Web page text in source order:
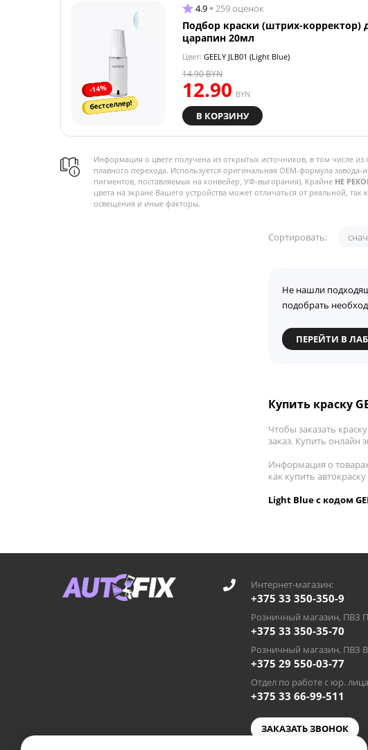
-14%
бестселлер!
4.9 259 оценок
Подбор краски (штрих-корректор)
царапин 20мл
Цвет: GEELY JLB01 (Light Blue)
12.90 BYN
14.90BYN
В КОРЗИНУ
Информация о цвете получена из открытых источников, в том числе
плавного перехода. Используется оригинальная OEM-формула завода-
пигментов, поставляемых на конвейер, УФ-выгорания). Крайне НЕ
цвета на экране Вашего устройства может отличаться от реальной,
освещения и иные факторы.
Сортировать:
Не нашли
подобрать
ПЕРЕЙТИ В
Купить краску
Чтобы заказать
заказ. Купить онлайн
Информация о
как купить
Light Blue с кодом
Интернет-магазин:
+375 33 350-350-9
Розничный магазин, ПВЗ
+375 33 350-35-70
Розничный магазин, ПВЗ
+375 29 550-03-77
Отдел по работе с юр.
+375 33 66-99-511
ЗАКАЗАТЬ ЗВОНОК